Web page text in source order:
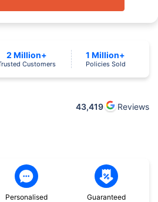
43,419
Reviews
2 Million+
Customers
1 Million+
Policies Sold
Personalised
Guaranteed